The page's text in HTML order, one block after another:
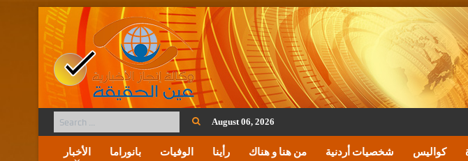
August 06, 2026
الأخبار بانوراما الوفيات رأينا من هنا و هناك شخصيات أردنية كواليس